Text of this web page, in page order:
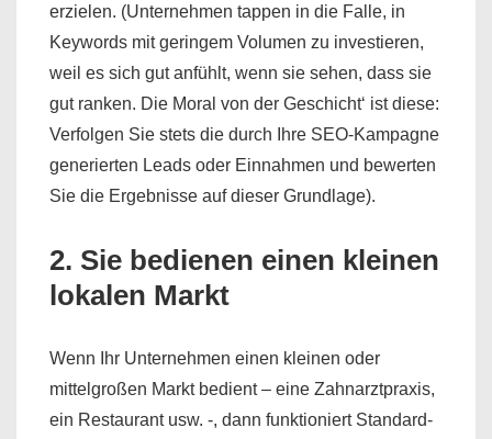
erzielen. (Unternehmen tappen in die Falle, in
Keywords mit geringem Volumen zu investieren,
weil es sich gut anfühlt, wenn sie sehen, dass sie
gut ranken. Die Moral von der Geschicht‘ ist diese:
Verfolgen Sie stets die durch Ihre SEO-Kampagne
generierten Leads oder Einnahmen und bewerten
Sie die Ergebnisse auf dieser Grundlage).
2. Sie bedienen einen kleinen
lokalen Markt
Wenn Ihr Unternehmen einen kleinen oder
mittelgroßen Markt bedient – eine Zahnarztpraxis,
ein Restaurant usw. -, dann funktioniert Standard-